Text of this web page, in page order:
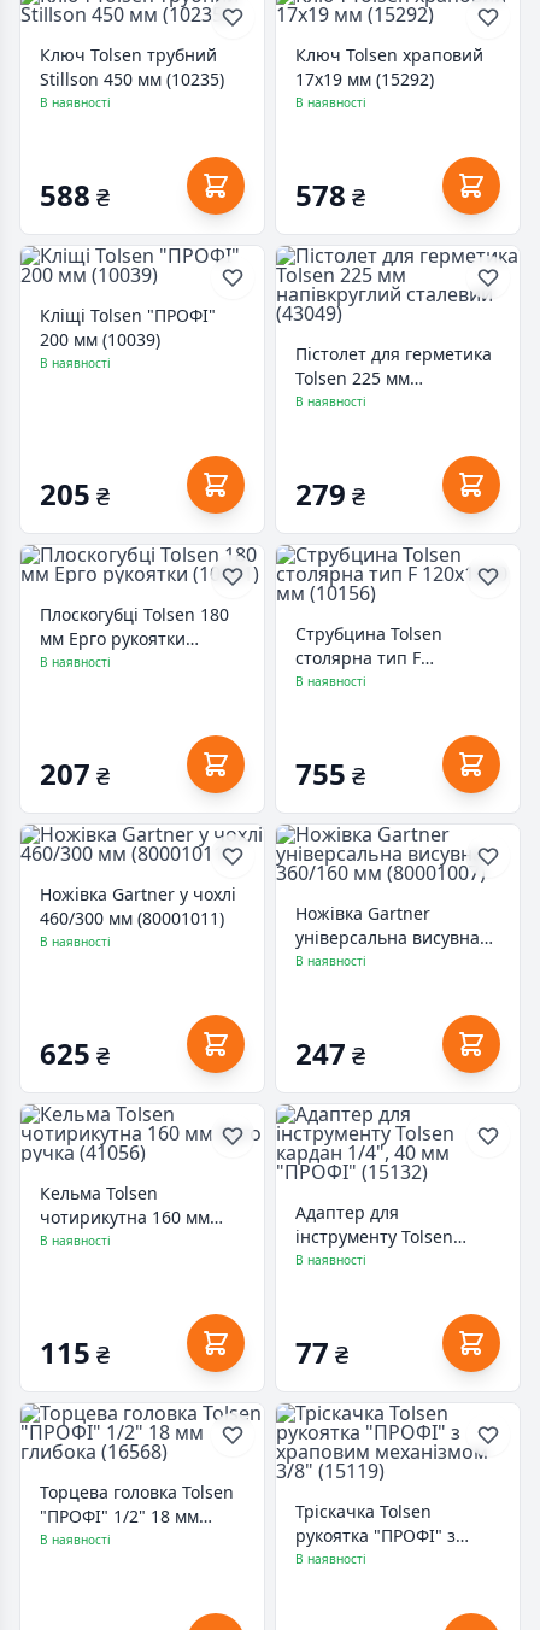
Ключ Tolsen трубний
Stillson 450 мм (10235)
В наявності
588 ₴
Ключ Tolsen храповий
17х19 мм (15292)
В наявності
578 ₴
Кліщі Tolsen "ПРОФІ"
200 мм (10039)
В наявності
205 ₴
Пістолет для герметика
Tolsen 225 мм
напівкруглий сталевий
В наявності
279 ₴
Плоскогубці Tolsen 180
мм Ерго рукоятки
(10001)
В наявності
207 ₴
Струбцина Tolsen
столярна тип F
120х1000 мм (10156)
В наявності
755 ₴
Ножівка Gartner у чохлі
460/300 мм (80001011)
В наявності
625 ₴
Ножівка Gartner
універсальна висувна
360/160 мм (80001007)
В наявності
247 ₴
Кельма Tolsen
чотирикутна 160 мм
Ерго ручка (41056)
В наявності
115 ₴
Адаптер для
інструменту Tolsen
кардан 1/4", 40 мм
В наявності
77 ₴
Торцева головка Tolsen
"ПРОФІ" 1/2" 18 мм
глибока (16568)
В наявності
Тріскачка Tolsen
рукоятка "ПРОФІ" з
храповим механізмом
В наявності